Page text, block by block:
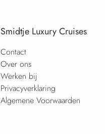
Smidtje Luxury Cruises
Contact
Over ons
Werken bij
Privacyverklaring
Algemene Voorwaarden